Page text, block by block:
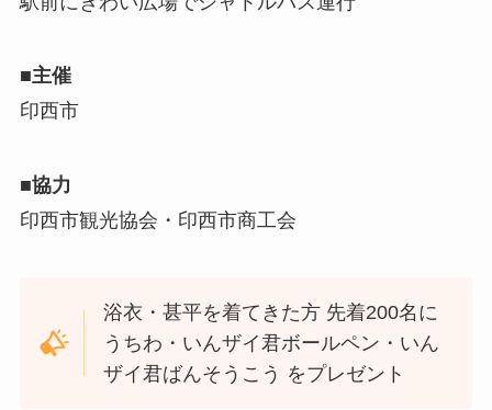
■主催
印西市
■協力
印西市観光協会・印西市商工会
浴衣・甚平を着てきた方 先着200名に
うちわ・いんザイ君ボールペン・いん
ザイ君ばんそうこう をプレゼント